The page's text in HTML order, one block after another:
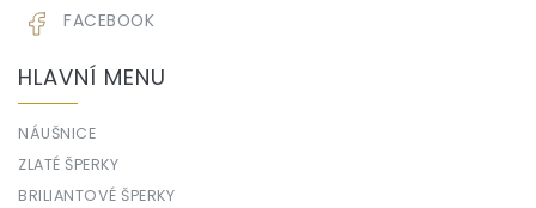
FACEBOOK
HLAVNÍ MENU
NÁUŠNICE
ZLATÉ ŠPERKY
BRILIANTOVÉ ŠPERKY